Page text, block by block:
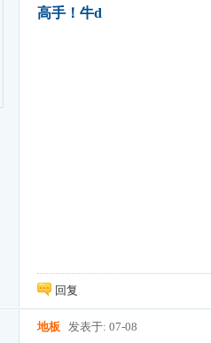
高手！牛d
回复
地板 发表于: 07-08